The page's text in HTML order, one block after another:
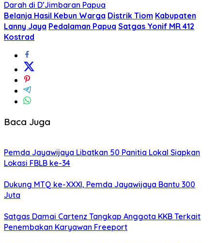
Darah di D’Jimbaran Papua
Belanja Hasil Kebun Warga Distrik Tiom Kabupaten
Lanny Jaya Pedalaman Papua Satgas Yonif MR 412
Kostrad
Baca Juga
Pemda Jayawijaya Libatkan 50 Panitia Lokal Siapkan
Lokasi FBLB ke-34
Dukung MTQ ke-XXXI, Pemda Jayawijaya Bantu 300
Juta
Satgas Damai Cartenz Tangkap Anggota KKB Terkait
Penembakan Karyawan Freeport